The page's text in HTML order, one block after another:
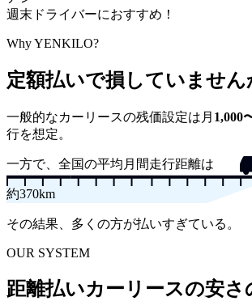
週末ドライバーにおすすめ！
Why YENKILO?
定額払いで損していません
一般的なカーリースの残価設定は 月 1,000
行を想定。
一方で、全国の平均月間走行距離は
約370km
その結果、多くの方が払いすぎている。
OUR SYSTEM
距離払いカーリースの安さ